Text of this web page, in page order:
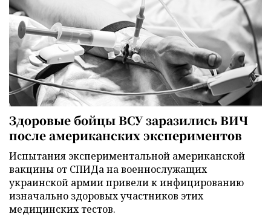
Здоровые бойцы ВСУ заразились ВИЧ
после американских экспериментов
Испытания экспериментальной американской
вакцины от СПИДа на военнослужащих
украинской армии привели к инфицированию
изначально здоровых участников этих
медицинских тестов.